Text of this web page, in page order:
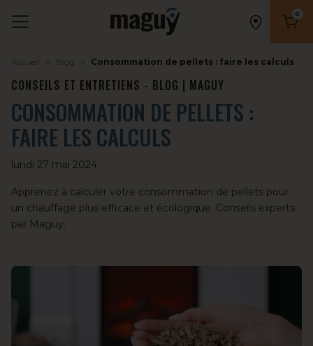
0
Accueil Blog Consommation de pellets : faire les calculs
CONSEILS ET ENTRETIENS - BLOG | MAGUY
CONSOMMATION DE PELLETS :
FAIRE LES CALCULS
lundi 27 mai 2024
Apprenez à calculer votre consommation de pellets pour
un chauffage plus efficace et écologique. Conseils experts
par Maguy.